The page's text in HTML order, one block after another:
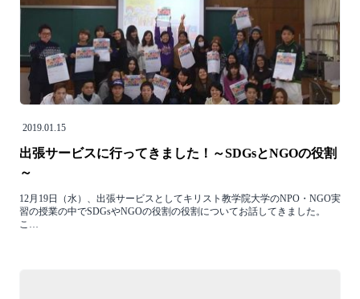
2019.01.15
出張サービスに行ってきました！～SDGsとNGOの役割
～
12月19日（水）、出張サービスとしてキリスト教学院大学のNPO・NGO実
習の授業の中でSDGsやNGOの役割の役割についてお話してきました。
こ…